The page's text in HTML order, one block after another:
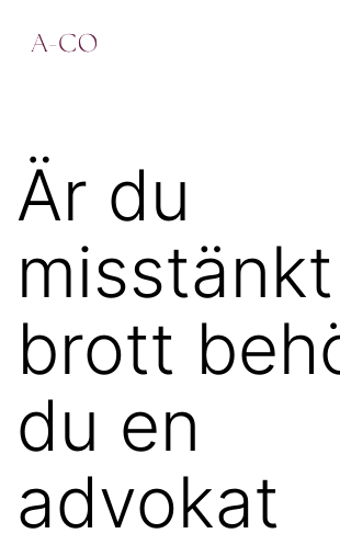
a-
Är du
brott
du en
advokat